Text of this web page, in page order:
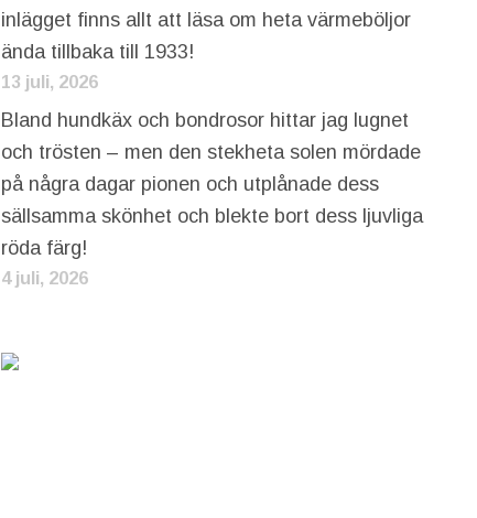
inlägget finns allt att läsa om heta värmeböljor
ända tillbaka till 1933!
13 juli, 2026
Bland hundkäx och bondrosor hittar jag lugnet
och trösten – men den stekheta solen mördade
på några dagar pionen och utplånade dess
sällsamma skönhet och blekte bort dess ljuvliga
röda färg!
4 juli, 2026